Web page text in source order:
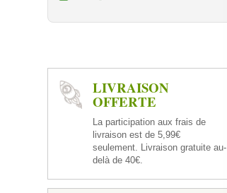
LIVRAISON
OFFERTE
La participation aux frais de
livraison est de 5,99€
seulement. Livraison gratuite au-
delà de 40€.